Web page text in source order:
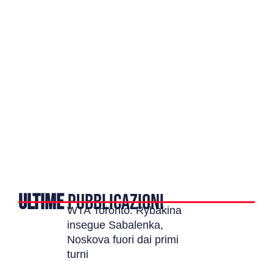
ULTIMEPUBBLICAZIONI
WTA Toronto: Rybakina
insegue Sabalenka,
Noskova fuori dai primi
turni